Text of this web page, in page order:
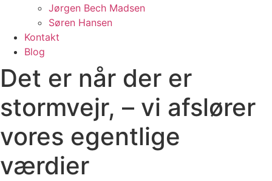
Jørgen Bech Madsen
Søren Hansen
Kontakt
Blog
Det er når der er
stormvejr, – vi afslører
vores egentlige
værdier